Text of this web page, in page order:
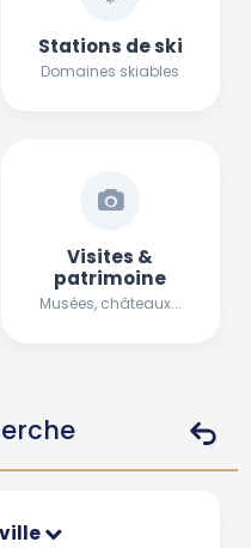
Stations de ski
Domaines skiables
Visites &
patrimoine
Musées, châteaux...